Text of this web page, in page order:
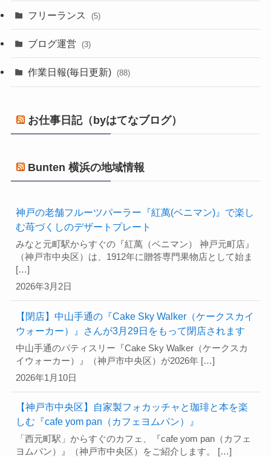
フリーランス (5)
ブログ運営 (3)
作業日報(毎日更新) (88)
お仕事日記（byはてなブログ）
Bunten 横浜の地域情報
神戸の老舗フルーツパーラー『紅萬(ベニマン)』で楽し
む苺づくしのデザートプレート
2026年3月2日
みなと元町駅からすぐの『紅萬（ベニマン） 神戸元町店』
（神戸市中央区）は、1912年に贈答専門果物店として始ま
[…]
【閉店】中山手通の『Cake Sky Walker（ケークスカイ
ウォーカー）』さんが3月29日をもって閉店されます
2026年1月10日
中山手通のパティスリー『Cake Sky Walker（ケークスカ
イウォーカー）』（神戸市中央区）が2026年 […]
【神戸市中央区】自家製フォカッチャと珈琲と本を楽
しむ『cafe yom pan（カフェヨムパン）』
「西元町駅」からすぐのカフェ、『cafe yom pan（カフェ
ヨムパン）』（神戸市中央区）をご紹介します。 […]